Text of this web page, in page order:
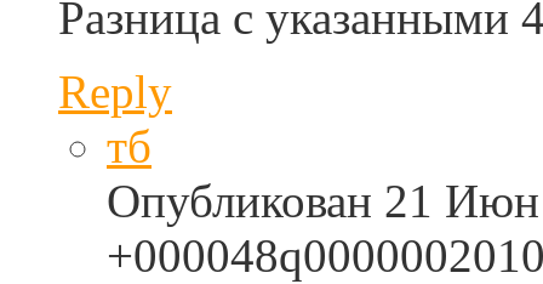
Разница с указанными
Reply
тб
Опубликован 21